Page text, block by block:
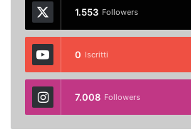
1.553 Followers
0 Iscritti
7.008 Followers